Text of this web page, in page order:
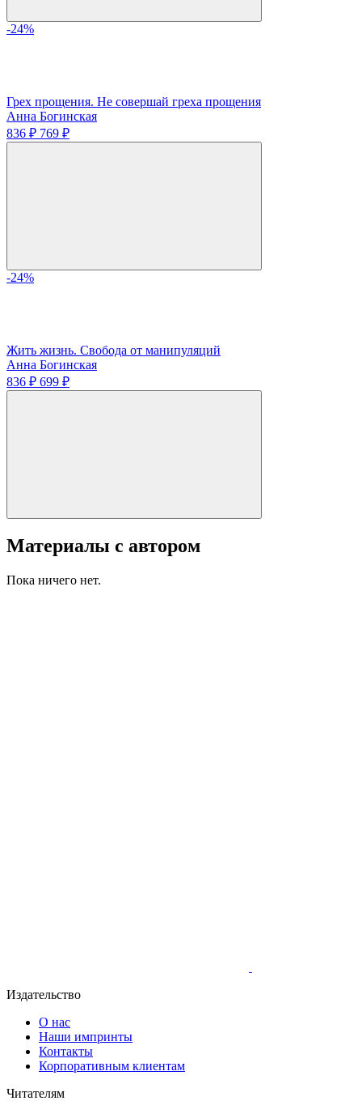
-24%
Грех прощения. Не совершай греха прощения
Анна Богинская
836 ₽ 769 ₽
-24%
Жить жизнь. Свобода от манипуляций
Анна Богинская
836 ₽ 699 ₽
Материалы с автором
Пока ничего нет.
Издательство
О нас
Наши импринты
Контакты
Корпоративным клиентам
Читателям